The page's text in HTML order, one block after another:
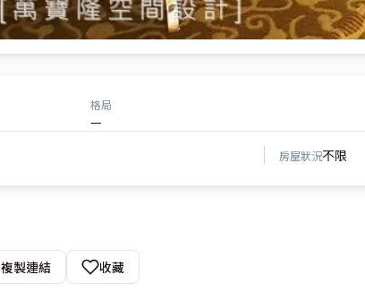
格局
—
房屋狀況不限
複製連結
收藏